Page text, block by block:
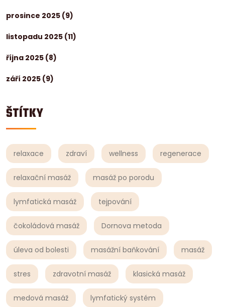
prosince 2025 (9)
listopadu 2025 (11)
října 2025 (8)
září 2025 (9)
ŠTÍTKY
relaxace zdraví wellness regenerace
relaxační masáž masáž po porodu
lymfatická masáž tejpování
čokoládová masáž Dornova metoda
úleva od bolesti masážní baňkování masáž
stres zdravotní masáž klasická masáž
medová masáž lymfatický systém